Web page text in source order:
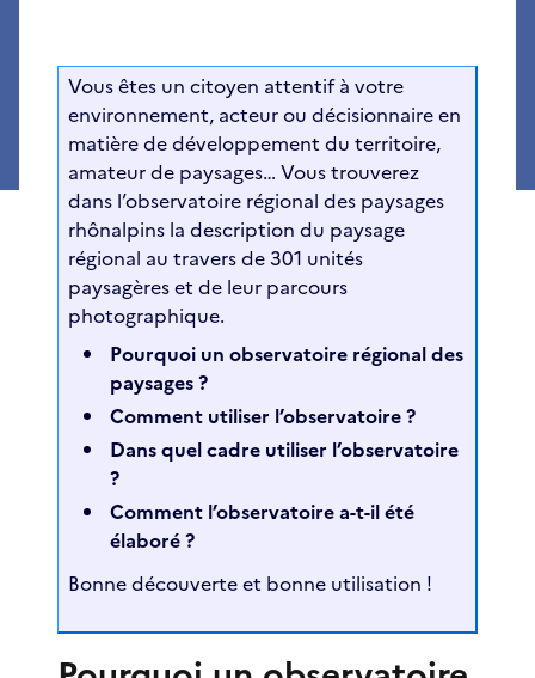
Vous êtes un citoyen attentif à votre
environnement, acteur ou décisionnaire en
matière de développement du territoire,
amateur de paysages… Vous trouverez
dans l’observatoire régional des paysages
rhônalpins la description du paysage
régional au travers de 301 unités
paysagères et de leur parcours
photographique.
Pourquoi un observatoire régional des
paysages ?
Comment utiliser l’observatoire ?
Dans quel cadre utiliser l’observatoire
?
Comment l’observatoire a-t-il été
élaboré ?
Bonne découverte et bonne utilisation !